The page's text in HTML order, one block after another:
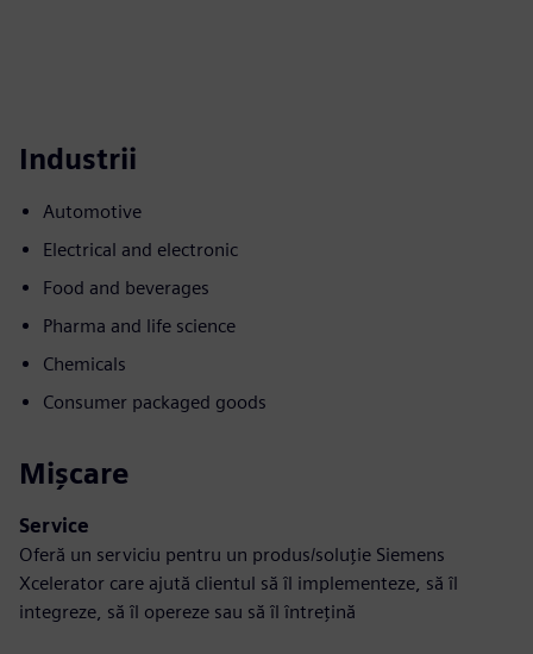
Industrii
Automotive
Electrical and electronic
Food and beverages
Pharma and life science
Chemicals
Consumer packaged goods
Mișcare
Service
Oferă un serviciu pentru un produs/soluție Siemens
Xcelerator care ajută clientul să îl implementeze, să îl
integreze, să îl opereze sau să îl întrețină